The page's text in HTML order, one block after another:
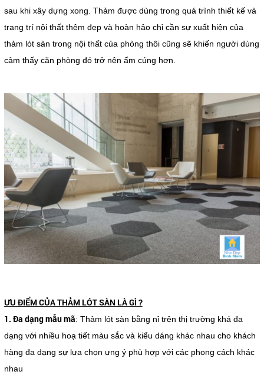
sau khi xây dựng xong. Thảm được dùng trong quá trình thiết kế và
trang trí nội thất thêm đẹp và hoàn hảo chỉ cần sự xuất hiện của
thảm lót sàn trong nội thất của phòng thôi cũng sẽ khiến người dùng
cảm thấy căn phòng đó trở nên ấm cúng hơn.
ƯU ĐIỂM CỦA THẢM LÓT SÀN LÀ GÌ ?
1. Đa dạng mẫu mã: Thảm lót sàn bằng nỉ trên thị trường khá đa
dạng với nhiều hoạ tiết màu sắc và kiểu dáng khác nhau cho khách
hàng đa dạng sự lựa chọn ưng ý phù hợp với các phong cách khác
nhau